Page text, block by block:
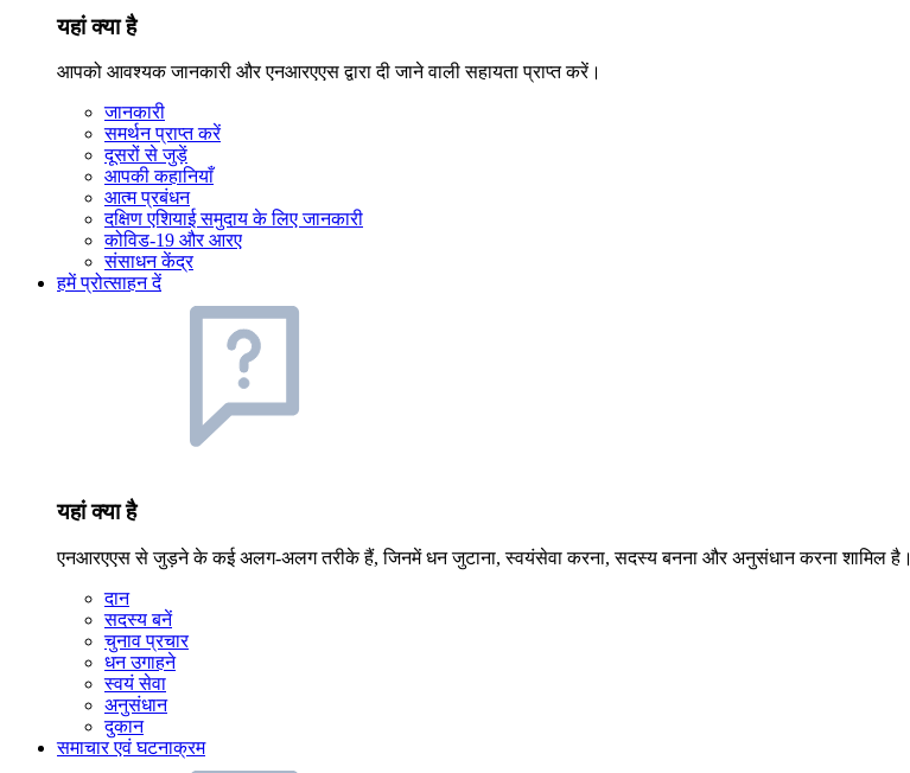
यहां क्या है
आपको आवश्यक जानकारी और एनआरएएस द्वारा दी जाने वाली सहायता प्राप्त करें।
जानकारी
समर्थन प्राप्त करें
दूसरों से जुड़ें
आपकी कहानियाँ
आत्म प्रबंधन
दक्षिण एशियाई समुदाय के लिए जानकारी
कोविड-19 और आरए
संसाधन केंद्र
हमें प्रोत्साहन दें
यहां क्या है
एनआरएएस से जुड़ने के कई अलग-अलग तरीके हैं, जिनमें धन जुटाना, स्वयंसेवा करना, सदस्य बनना और अनुसंधान करना शामिल है।
दान
सदस्य बनें
चुनाव प्रचार
धन उगाहने
स्वयं सेवा
अनुसंधान
दुकान
समाचार एवं घटनाक्रम